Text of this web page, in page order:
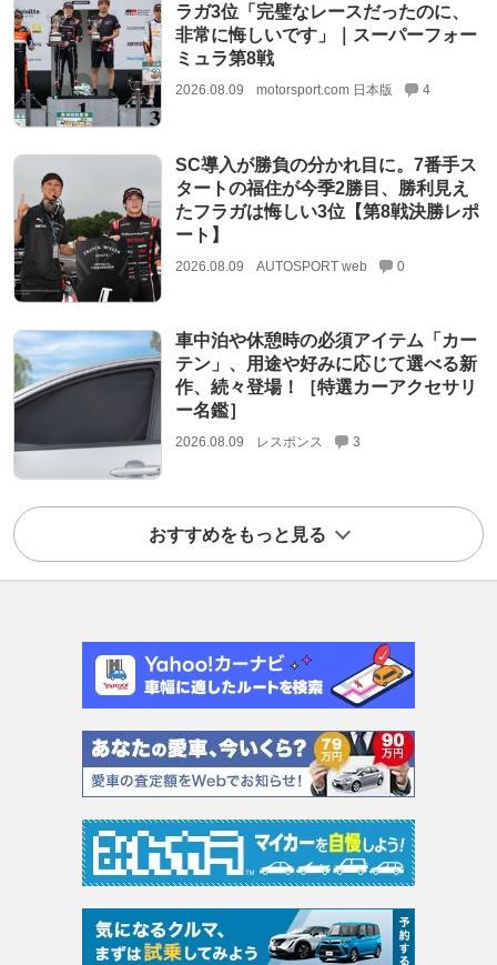
ラガ3位「完璧なレースだったのに、
非常に悔しいです」｜スーパーフォー
ミュラ第8戦
2026.08.09 motorsport.com 日本版 4
SC導入が勝負の分かれ目に。7番手ス
タートの福住が今季2勝目、勝利見え
たフラガは悔しい3位【第8戦決勝レポ
ート】
2026.08.09 AUTOSPORT web 0
車中泊や休憩時の必須アイテム「カー
テン」、用途や好みに応じて選べる新
作、続々登場！［特選カーアクセサリ
ー名鑑］
2026.08.09 レスポンス 3
おすすめをもっと見る